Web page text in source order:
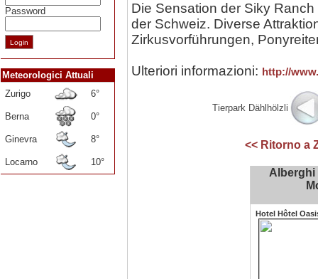
Password
Meteorologici Attuali
Zurigo
6°
Berna 0°
Ginevra 8°
Locarno 10°
Die Sensation der Siky
der Schweiz. Diverse
Zirkusvorführungen,
Ulteriori informazioni: http://
Tierpark Dählhölzli
<< Ritorno a
Alberghi
Hotel Hôtel